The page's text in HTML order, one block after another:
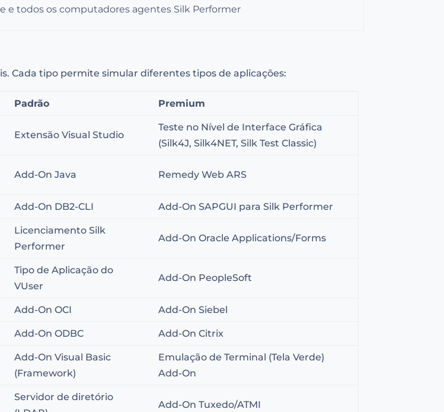
e todos os computadores agentes Silk Performer
Cada tipo permite simular diferentes tipos de aplicações:
Padrão Premium
Extensão Visual Studio
Teste no Nível de Interface Gráfica
(Silk4J, Silk4NET, Silk Test Classic)
Add-On Java Remedy Web ARS
Add-On DB2-CLI Add-On SAPGUI para Silk Performer
Licenciamento Silk
Performer
Add-On Oracle Applications/Forms
Tipo de Aplicação do
VUser
Add-On PeopleSoft
Add-On OCI Add-On Siebel
Add-On ODBC Add-On Citrix
Add-On Visual Basic
(Framework)
Emulação de Terminal (Tela Verde)
Add-On
Servidor de diretório
Add-On Tuxedo/ATMI